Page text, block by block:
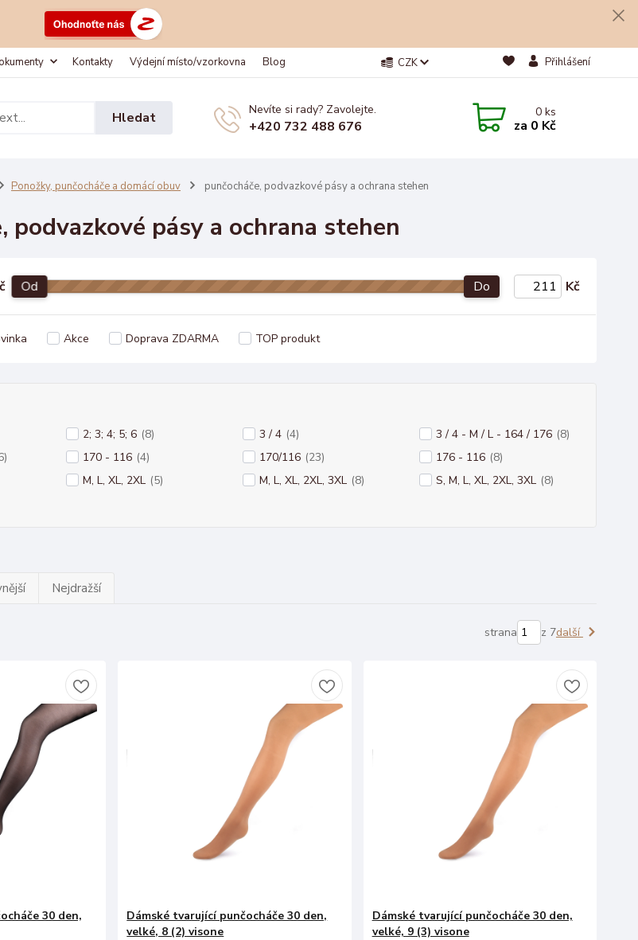
Kontakty Výdejní místo/vzorkovna Blog CZK Přihlášení
Hledat Nevíte si rady? Zavolejte.
+420 732 488 676
0ks
za 0 Kč
Ponožky, punčocháče a domácí obuv punčocháče, podvazkové pásy a ochrana stehen
podvazkové pásy a ochrana stehen
Od Do Kč
Akce Doprava ZDARMA TOP produkt
2; 3; 4; 5; 6 (8) 3 / 4 (4) 3 / 4 - M / L - 164 / 176 (8)
170 - 116 (4) 170/116 (23) 176 - 116 (8)
M, L, XL, 2XL (5) M, L, XL, 2XL, 3XL (8) S, M, L, XL, 2XL, 3XL (8)
Nejdražší
strana z 7další
30 den,
Dámské tvarující punčocháče 30 den,
velké, 8 (2) visone
Dámské tvarující punčocháče 30 den,
velké, 9 (3) visone